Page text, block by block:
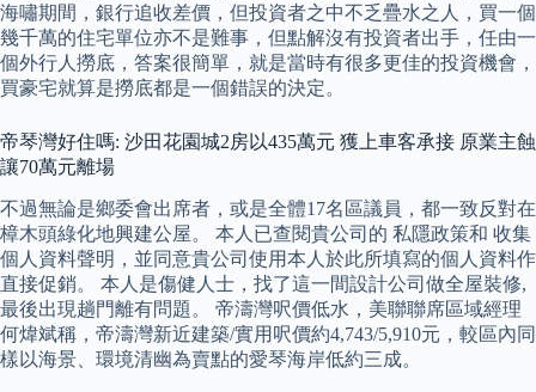
海嘯期間，銀行追收差價，但投資者之中不乏疊水之人，買一個
幾千萬的住宅單位亦不是難事，但點解沒有投資者出手，任由一
個外行人撈底，答案很簡單，就是當時有很多更佳的投資機會，
買豪宅就算是撈底都是一個錯誤的決定。
帝琴灣好住嗎: 沙田花園城2房以435萬元 獲上車客承接 原業主蝕
讓70萬元離場
不過無論是鄉委會出席者，或是全體17名區議員，都一致反對在
樟木頭綠化地興建公屋。 本人已查閱貴公司的 私隱政策和 收集
個人資料聲明，並同意貴公司使用本人於此所填寫的個人資料作
直接促銷。 本人是傷健人士，找了這一間設計公司做全屋裝修,
最後出現趟門離有問題。 帝濤灣呎價低水，美聯聯席區域經理
何煒斌稱，帝濤灣新近建築/實用呎價約4,743/5,910元，較區內同
樣以海景、環境清幽為賣點的愛琴海岸低約三成。